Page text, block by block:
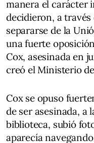
manera el carácter
decidieron, a
separarse de la
una fuerte
Cox, asesinada en
creó el Ministerio
Cox se opuso
de ser asesinada, a
biblioteca, subió
aparecía